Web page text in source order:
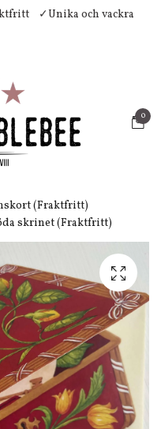
✓Unika och vackra
0
(Fraktfritt)
skrinet (Fraktfritt)